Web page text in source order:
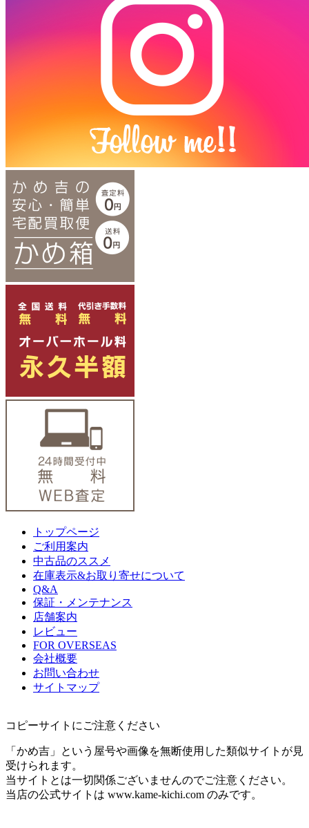
トップページ
ご利用案内
中古品のススメ
在庫表示&お取り寄せについて
Q&A
保証・メンテナンス
店舗案内
レビュー
FOR OVERSEAS
会社概要
お問い合わせ
サイトマップ
コピーサイトにご注意ください
「かめ吉」という屋号や画像を無断使用した類似サイトが見
受けられます。
当サイトとは一切関係ございませんのでご注意ください。
当店の公式サイトは www.kame-kichi.com のみです。